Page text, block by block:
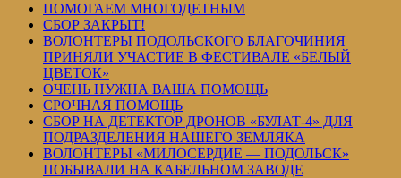
ПОМОГАЕМ МНОГОДЕТНЫМ
СБОР ЗАКРЫТ!
ВОЛОНТЕРЫ ПОДОЛЬСКОГО БЛАГОЧИНИЯ
ПРИНЯЛИ УЧАСТИЕ В ФЕСТИВАЛЕ «БЕЛЫЙ
ЦВЕТОК»
ОЧЕНЬ НУЖНА ВАША ПОМОЩЬ
СРОЧНАЯ ПОМОЩЬ
СБОР НА ДЕТЕКТОР ДРОНОВ «БУЛАТ-4» ДЛЯ
ПОДРАЗДЕЛЕНИЯ НАШЕГО ЗЕМЛЯКА
ВОЛОНТЕРЫ «МИЛОСЕРДИЕ — ПОДОЛЬСК»
ПОБЫВАЛИ НА КАБЕЛЬНОМ ЗАВОДЕ